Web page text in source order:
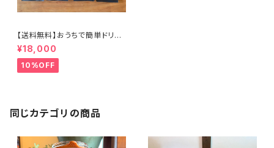
【送料無料】おうちで簡単ドリッ
プバッグ100個セット
¥18,000
10%OFF
同じカテゴリの商品